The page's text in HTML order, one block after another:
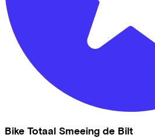
Bike Totaal Smeeing de Bilt